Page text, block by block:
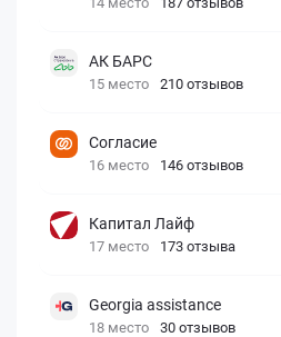
АК БАРС
15 место 210 отзывов
Согласие
16 место 146 отзывов
Капитал Лайф
17 место 173 отзыва
Georgia assistance
18 место 30 отзывов